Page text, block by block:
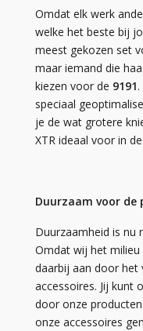
Omdat elk werk
welke het beste bij
meest gekozen set
maar iemand die
kiezen voor de 9191
speciaal
je de wat grotere
XTR ideaal voor in
Duurzaam voor de
Duurzaamheid is nu
Omdat wij het milieu
daarbij aan door het
accessoires. Jij kunt
door onze
onze accessoires